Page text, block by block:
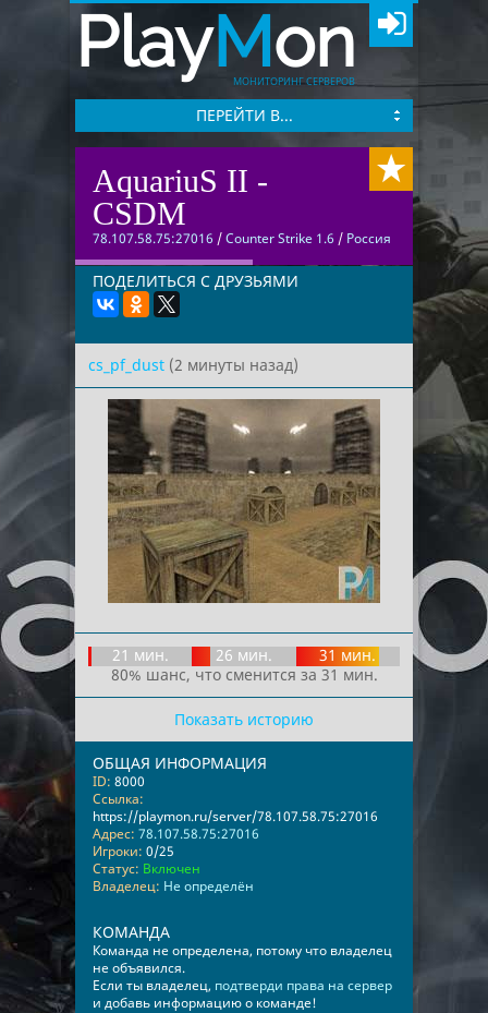
PlayMon
МОНИТОРИНГ СЕРВЕРОВ
ПЕРЕЙТИ В...
AquariuS II -
CSDM
78.107.58.75:27016 /Counter Strike 1.6 / Россия
ПОДЕЛИТЬСЯ С ДРУЗЬЯМИ
cs_pf_dust (2 минуты назад)
21 мин. 26 мин.
31 мин.
80% шанс, что сменится за 31 мин.
Показать историю
ОБЩАЯ ИНФОРМАЦИЯ
ID: 8000
Ссылка:
https://playmon.ru/server/78.107.58.75:27016
Адрес: 78.107.58.75:27016
Игроки: 0/25
Статус: Включен
Владелец: Не определён
КОМАНДА
Команда не определена, потому что владелец
не объявился.
Если ты владелец, подтверди права на сервер
и добавь информацию о команде!